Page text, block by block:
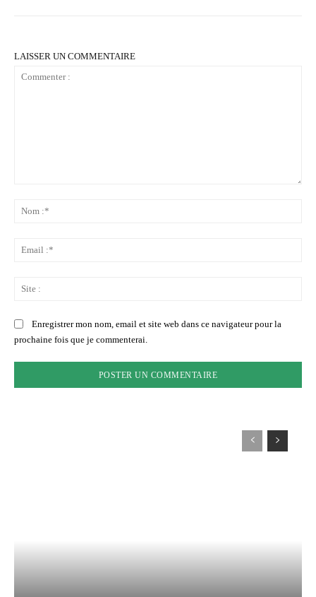
LAISSER UN COMMENTAIRE
Enregistrer mon nom, email et site web dans ce navigateur pour la
prochaine fois que je commenterai.